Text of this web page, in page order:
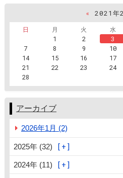
« 2021年
日
月 火 水
1
2 3
7
8 9 10
14
15 16 17
21
22 23 24
28
アーカイブ
2026年1月 (2)
2025年 (32)
2024年 (11)